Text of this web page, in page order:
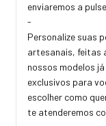
enviaremos a
-
Personalize suas
artesanais, feitas
nossos modelos
exclusivos para
escolher como
te atenderemos